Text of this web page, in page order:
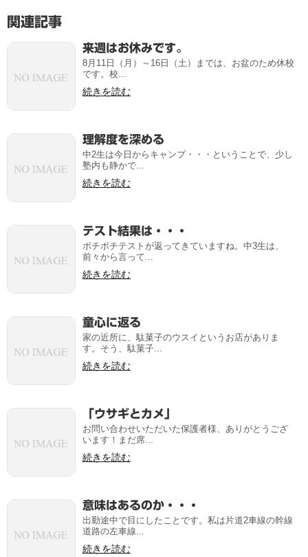
関連記事
来週はお休みです。
8月11日（月）～16日（土）までは、お盆のため休校
です。校...
続きを読む
理解度を深める
中2生は今日からキャンプ・・・ということで、少し
塾内も静かで...
続きを読む
テスト結果は・・・
ボチボチテストが返ってきていますね。中3生は、
前々から言って...
続きを読む
童心に返る
家の近所に、駄菓子のウスイというお店がありま
す。そう、駄菓子...
続きを読む
「ウサギとカメ」
お問い合わせいただいた保護者様、ありがとうござ
います！まだ席...
続きを読む
意味はあるのか・・・
出勤途中で目にしたことです。私は片道2車線の幹線
道路の左車線...
続きを読む